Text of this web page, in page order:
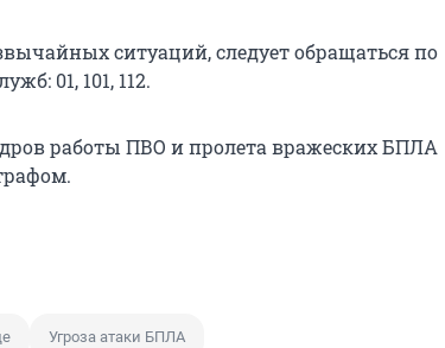
ситуаций, следует обращаться по
01, 101, 112.
работы ПВО и пролета вражеских БПЛА
Угроза атаки БПЛА